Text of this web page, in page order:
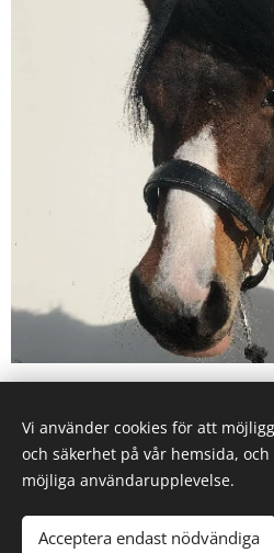
Karby Ridanläggning drivs av
uppdrag avTäby
Täby Ryttarcenter &
Efraimsbergsvägen
Cookies
Vi använder cookies för att
och säkerhet på vår hemsida,
möjliga användarupplevelse.
Acceptera endast nödvändiga